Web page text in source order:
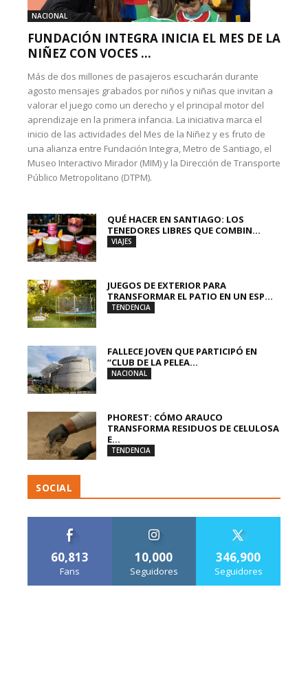
NACIONAL
FUNDACIÓN INTEGRA INICIA EL MES DE LA
NIÑEZ CON VOCES ...
Más de dos millones de pasajeros escucharán durante
agosto mensajes grabados por niños y niñas que invitan a
valorar el juego como un derecho y el principal motor del
aprendizaje en la primera infancia. La iniciativa marca el
inicio de las actividades del Mes de la Niñez y es fruto de
una alianza entre Fundación Integra, Metro de Santiago, el
Museo Interactivo Mirador (MIM) y la Dirección de Transporte
Público Metropolitano (DTPM).
QUÉ HACER EN SANTIAGO: LOS
TENEDORES LIBRES QUE COMBIN...
VIAJES
JUEGOS DE EXTERIOR PARA
TRANSFORMAR EL PATIO EN UN ESP...
TENDENCIA
FALLECE JOVEN QUE PARTICIPÓ EN
“CLUB DE LA PELEA...
NACIONAL
PHOREST: CÓMO ARAUCO
TRANSFORMA RESIDUOS DE CELULOSA
E...
TENDENCIA
SOCIAL
60,813
Fans
10,000
Seguidores
346,900
Seguidores